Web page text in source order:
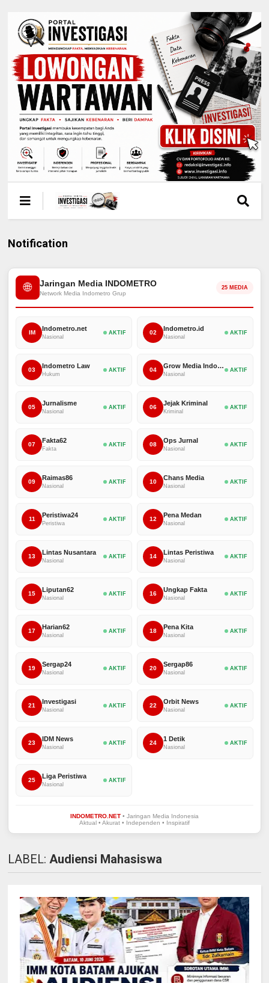
Notification
🌐 Jaringan Media INDOMETRO
Network Media Indometro Grup
25 MEDIA
IM
Indometro.net
Nasional
AKTIF 02
Indometro.id
Nasional
AKTIF
03
Indometro Law
Hukum
AKTIF 04
Grow Media Indonesia
Nasional
AKTIF
05
Jurnalisme
Nasional
AKTIF 06
Jejak Kriminal
Kriminal
AKTIF
07
Fakta62
Fakta
AKTIF 08
Ops Jurnal
Nasional
AKTIF
09
Raimas86
Nasional
AKTIF 10
Chans Media
Nasional
AKTIF
11
Peristiwa24
Peristiwa
AKTIF 12
Pena Medan
Nasional
AKTIF
13
Lintas Nusantara
Nasional
AKTIF 14
Lintas Peristiwa
Nasional
AKTIF
15
Liputan62
Nasional
AKTIF 16
Ungkap Fakta
Nasional
AKTIF
17
Harian62
Nasional
AKTIF 18
Pena Kita
Nasional
AKTIF
19
Sergap24
Nasional
AKTIF 20
Sergap86
Nasional
AKTIF
21
Investigasi
Nasional
AKTIF 22
Orbit News
Nasional
AKTIF
23
IDM News
Nasional
AKTIF 24
1 Detik
Nasional
AKTIF
25
Liga Peristiwa
Nasional
AKTIF
INDOMETRO.NET• Jaringan Media Indonesia
Aktual • Akurat • Independen • Inspiratif
LABEL: Audiensi Mahasiswa